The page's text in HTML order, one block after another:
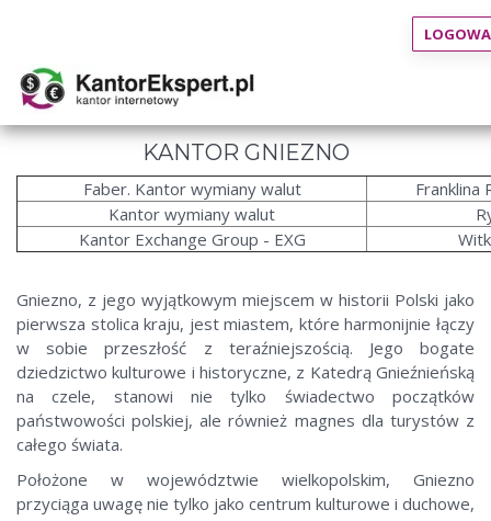
KANTOR GNIEZNO
Faber. Kantor wymiany walut
Franklina
Kantor wymiany walut
Kantor Exchange Group - EXG
Gniezno, z jego wyjątkowym miejscem w historii Polski jako
pierwsza stolica kraju, jest miastem, które harmonijnie łączy
w sobie przeszłość z teraźniejszością. Jego bogate
dziedzictwo kulturowe i historyczne, z Katedrą Gnieźnieńską
na czele, stanowi nie tylko świadectwo początków
państwowości polskiej, ale również magnes dla turystów z
całego świata.
Położone w województwie wielkopolskim, Gniezno
przyciąga uwagę nie tylko jako centrum kulturowe i duchowe,